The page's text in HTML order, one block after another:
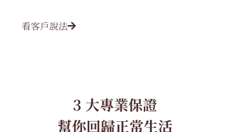
看客戶說法
3 大專業保證
幫你回歸正常生活